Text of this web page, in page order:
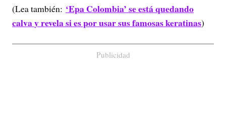
(Lea también: ‘Epa Colombia’ se está quedando
calva y revela si es por usar sus famosas keratinas)
Publicidad